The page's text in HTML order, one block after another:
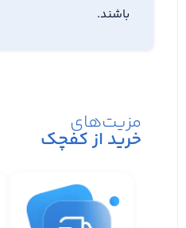
باشند.
مزیت‌های
خرید از کفچک